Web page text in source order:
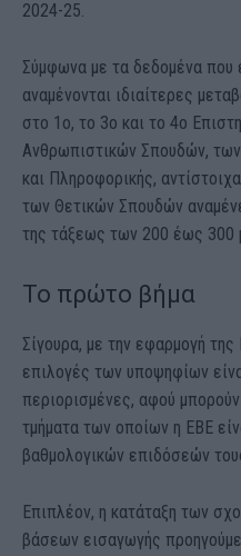
2024-25.
Σύμφωνα με τα δεδομένα που
αναμένονται ιδιαίτερες
στο 1ο, το 3ο και το 4ο
Ανθρωπιστικών Σπουδών,
και Πληροφορικής,
των Θετικών Σπουδών
της τάξεως των 200 έως 300
Το πρώτο βήμα
Σίγουρα, με την εφαρμογή
επιλογές των υποψηφίων
περιορισμένες, αφού
τμήματα των οποίων η ΕΒΕ
βαθμολογικών επιδόσεών
Επιπλέον, η κατάταξη των
βάσεων εισαγωγής